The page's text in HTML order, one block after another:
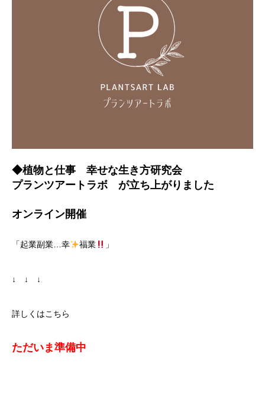
◆植物と仕事 幸せな生き方研究会
プランツアートラボ が立ち上がりました
オンライン開催
「起業副業…幸 福業 」
↓ ↓ ↓
詳しくはこちら
ただいま準備中